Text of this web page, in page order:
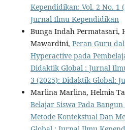
Kependidikan: Vol. 2 No. 1
Jurnal Ilmu Kependidikan
Bunga Indah Permatasari,
Mawardini, Peran Guru
Hyperactive pada
Didaktik Global : Jurnal
3 (2025): Didaktik Global:
Marlina Marlina, Helmia
Belajar Siswa Pada
Metode Kontekstual Dan